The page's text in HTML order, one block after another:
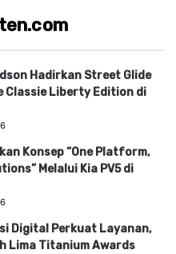
Hadirkan Street Glide
Classie Liberty Edition di
Konsep “One Platform,
Melalui Kia PV5 di
Digital Perkuat Layanan,
Lima Titanium Awards